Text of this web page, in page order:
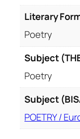
Literary
Poetry
Subject
Poetry
Subject
POETRY /